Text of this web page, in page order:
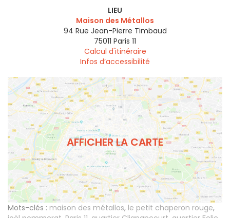
LIEU
Maison des Métallos
94 Rue Jean-Pierre Timbaud
75011 Paris 11
Calcul d'itinéraire
Infos d’accessibilité
AFFICHER LA CARTE
Mots-clés : maison des métallos, le petit chaperon rouge,